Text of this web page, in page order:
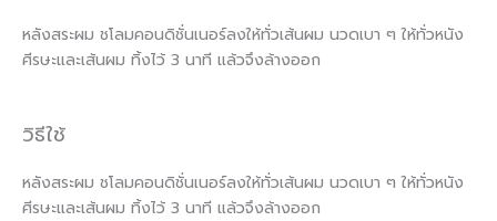
หลังสระผม ชโลมคอนดิชั่นเนอร์ลงให้ทั่วเส้นผม นวดเบา ๆ ให้ทั่วหนัง
ศีรษะและเส้นผม ทิ้งไว้ 3 นาที แล้วจึงล้างออก
วิธีใช้
หลังสระผม ชโลมคอนดิชั่นเนอร์ลงให้ทั่วเส้นผม นวดเบา ๆ ให้ทั่วหนัง
ศีรษะและเส้นผม ทิ้งไว้ 3 นาที แล้วจึงล้างออก